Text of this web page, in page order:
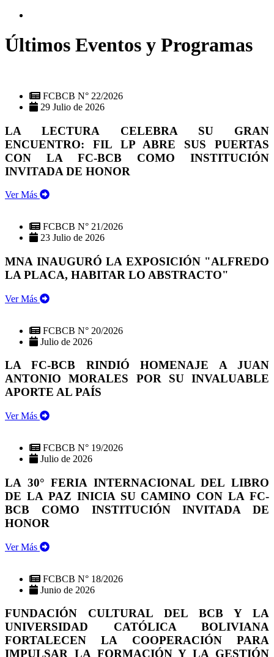
Últimos Eventos y Programas
FCBCB N° 22/2026
29 Julio de 2026
LA LECTURA CELEBRA SU GRAN
ENCUENTRO: FIL LP ABRE SUS PUERTAS
CON LA FC-BCB COMO INSTITUCIÓN
INVITADA DE HONOR
Ver Más
FCBCB N° 21/2026
23 Julio de 2026
MNA INAUGURÓ LA EXPOSICIÓN "ALFREDO
LA PLACA, HABITAR LO ABSTRACTO"
Ver Más
FCBCB N° 20/2026
Julio de 2026
LA FC-BCB RINDIÓ HOMENAJE A JUAN
ANTONIO MORALES POR SU INVALUABLE
APORTE AL PAÍS
Ver Más
FCBCB N° 19/2026
Julio de 2026
LA 30° FERIA INTERNACIONAL DEL LIBRO
DE LA PAZ INICIA SU CAMINO CON LA FC-
BCB COMO INSTITUCIÓN INVITADA DE
HONOR
Ver Más
FCBCB N° 18/2026
Junio de 2026
FUNDACIÓN CULTURAL DEL BCB Y LA
UNIVERSIDAD CATÓLICA BOLIVIANA
FORTALECEN LA COOPERACIÓN PARA
IMPULSAR LA FORMACIÓN Y LA GESTIÓN